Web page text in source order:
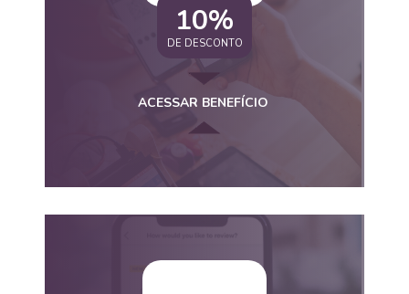
10%
DE DESCONTO
ACESSAR BENEFÍCIO